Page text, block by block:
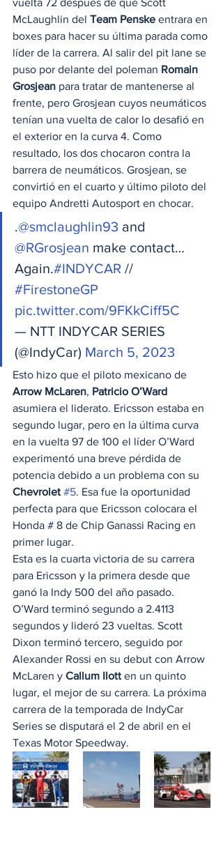
vuelta 72 después de que Scott
McLaughlin del Team Penske entrara en
boxes para hacer su última parada como
líder de la carrera. Al salir del pit lane se
puso por delante del poleman Romain
Grosjean para tratar de mantenerse al
frente, pero Grosjean cuyos neumáticos
tenían una vuelta de calor lo desafió en
el exterior en la curva 4. Como
resultado, los dos chocaron contra la
barrera de neumáticos. Grosjean, se
convirtió en el cuarto y último piloto del
equipo Andretti Autosport en chocar.
.@smclaughlin93 and
@RGrosjean make contact…
Again.#INDYCAR //
#FirestoneGP
pic.twitter.com/9FKkCiff5C
— NTT INDYCAR SERIES
(@IndyCar) March 5, 2023
Esto hizo que el piloto mexicano de
Arrow McLaren, Patricio O’Ward
asumiera el liderato. Ericsson estaba en
segundo lugar, pero en la última curva
en la vuelta 97 de 100 el líder O’Ward
experimentó una breve pérdida de
potencia debido a un problema con su
Chevrolet #5. Esa fue la oportunidad
perfecta para que Ericsson colocara el
Honda # 8 de Chip Ganassi Racing en
primer lugar.
Esta es la cuarta victoria de su carrera
para Ericsson y la primera desde que
ganó la Indy 500 del año pasado.
O’Ward terminó segundo a 2.4113
segundos y lideró 23 vueltas. Scott
Dixon terminó tercero, seguido por
Alexander Rossi en su debut con Arrow
McLaren y Callum Ilott en un quinto
lugar, el mejor de su carrera. La próxima
carrera de la temporada de IndyCar
Series se disputará el 2 de abril en el
Texas Motor Speedway.